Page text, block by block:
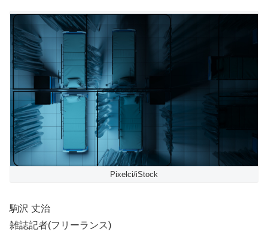
Pixelci/iStock
駒沢 丈治
雑誌記者(フリーランス)